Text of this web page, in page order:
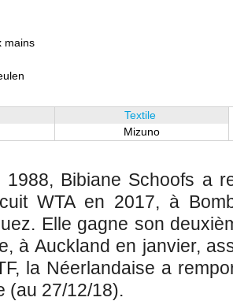
mains
Textile
Mizuno
Bibiane Schoofs a
WTA en 2017, à
Elle gagne son
à Auckland en janvier,
la Néerlandaise a
(au 27/12/18).